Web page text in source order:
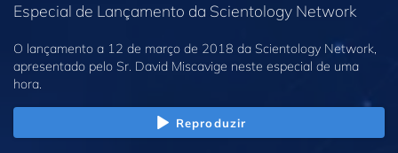
Especial de Lançamento da Scientology Network
O lançamento a 12 de março de 2018 da Scientology Network,
apresentado pelo Sr. David Miscavige neste especial de uma
hora.
Reproduzir